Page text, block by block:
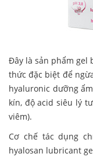
Đây là sản phẩm
thức đặc biệt để
hyaluronic dưỡng
kín, độ acid siêu lý
viêm).
Cơ chế tác dụng
hyalosan lubricant